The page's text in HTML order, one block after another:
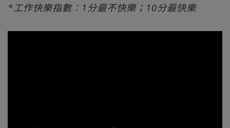
*工作快樂指數︰1分最不快樂；10分最快樂